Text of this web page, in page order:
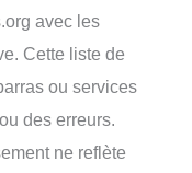
avec les
Cette liste de
ou services
des erreurs.
ne reflète